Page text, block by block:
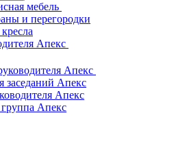
мебель
и перегородки
Апекс
Апекс
заседаний Апекс
Апекс
Апекс